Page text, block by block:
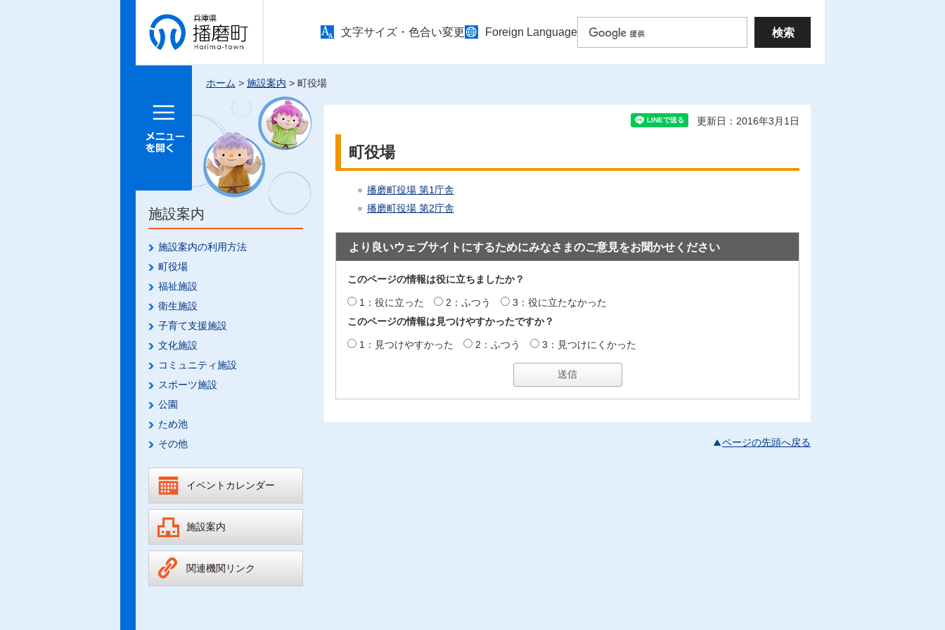
兵庫県 播
磨町
文字サイズ・色合い変更 Foreign Language
メニュー
ホーム > 施設案内 > 町役場
施設案内
施設案内の利用方法
町役場
福祉施設
衛生施設
子育て支援施設
文化施設
コミュニティ施設
スポーツ施設
公園
ため池
その他
イベントカレンダー
施設案内
関連機関リンク
更新日：2016年3月1日
町役場
播磨町役場 第1庁舎
播磨町役場 第2庁舎
より良いウェブサイトにするためにみなさまのご意見をお聞かせください
このページの情報は役に立ちましたか？
1：役に立った 2：ふつう
3：役に立たなかった
このページの情報は見つけやすかったですか？
1：見つけやすかった 2：ふつう 3：見つけにくかった
ページの先頭へ戻る